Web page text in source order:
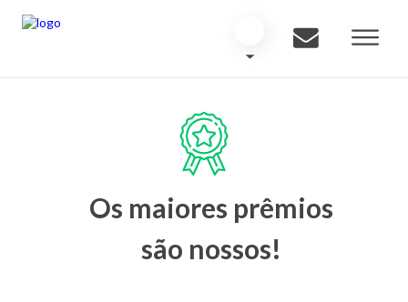
Os maiores prêmios
são nossos!